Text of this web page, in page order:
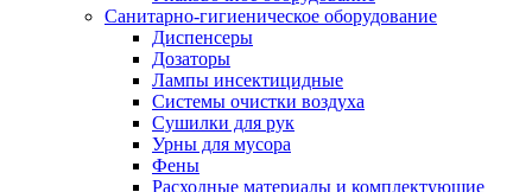
Санитарно-гигиеническое оборудование
Диспенсеры
Дозаторы
Лампы инсектицидные
Системы очистки воздуха
Сушилки для рук
Урны для мусора
Фены
Расходные материалы и комплектующие